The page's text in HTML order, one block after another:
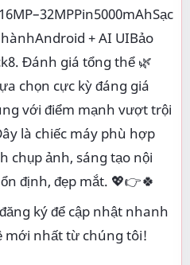
+ AI UIBảo
Đánh giá tổng thể 🌿
cực kỳ đáng giá
với điểm mạnh vượt trội
là chiếc máy phù hợp
chụp ảnh, sáng tạo nội
định, đẹp mắt. 💖👉🍀
ký để cập nhật nhanh
mới nhất từ chúng tôi!